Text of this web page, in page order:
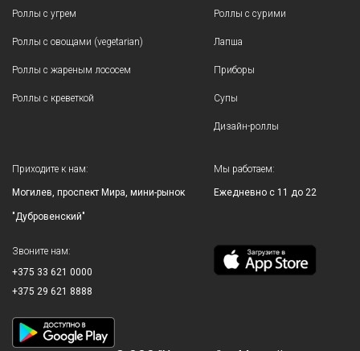
Приходите к нам:
Могилев, проспект Мира, мини-рынок
"Дубровенский"
Мы работаем:
Eжедневно c 11 до 22
Звоните нам:
+375 33 621 0000
+375 29 621 8888
Роллы с угрем
Роллы с овощами (vegetarian)
Роллы с жареным лососем
Роллы с креветкой
Роллы с сурими
Лапша
Приборы
Супы
Дизайн-роллы